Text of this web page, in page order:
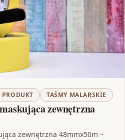
PRODUKT TAŚMY MALARSKIE
zewnętrzna
zewnętrzna 48mmx50m –